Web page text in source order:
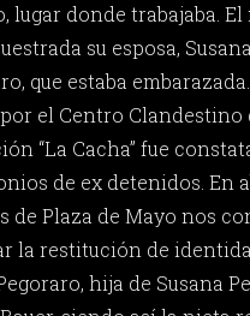
lugar donde trabajaba.
su esposa,
que estaba
el Centro Clandestino
“La Cacha” fue
de ex detenidos. En
de Plaza de Mayo nos
la restitución de
hija de Susana